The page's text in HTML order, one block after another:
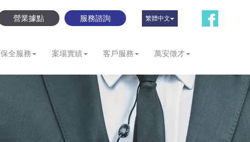
保全服務 案場實績 客戶服務 萬安徵才
營業據點 服務諮詢 繁體中文